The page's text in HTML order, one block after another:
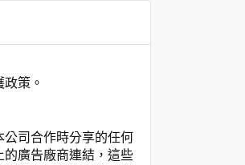
策。
公司合作時分享的任何
廣告廠商連結，這些